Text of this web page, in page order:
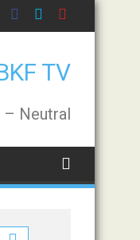
TV
– Neutral